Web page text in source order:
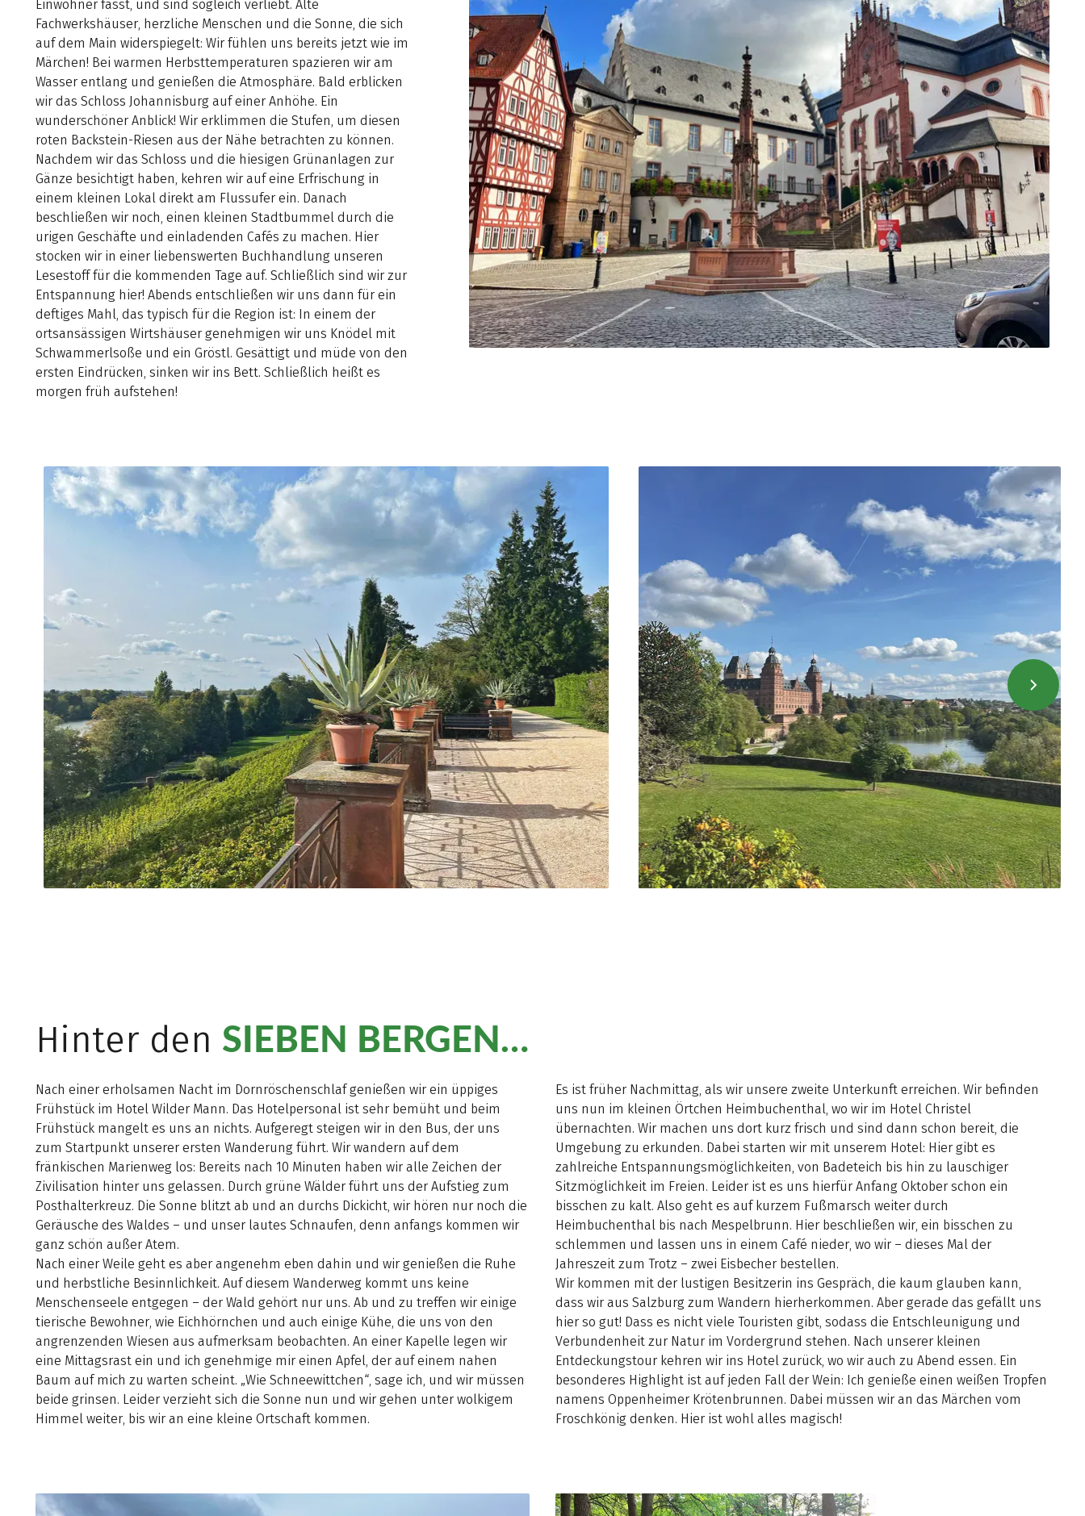
Einwohner fasst, und sind sogleich verliebt. Alte
Fachwerkshäuser, herzliche Menschen und die Sonne, die sich
auf dem Main widerspiegelt: Wir fühlen uns bereits jetzt wie im
Märchen! Bei warmen Herbsttemperaturen spazieren wir am
Wasser entlang und genießen die Atmosphäre. Bald erblicken
wir das Schloss Johannisburg auf einer Anhöhe. Ein
wunderschöner Anblick! Wir erklimmen die Stufen, um diesen
roten Backstein-Riesen aus der Nähe betrachten zu können.
Nachdem wir das Schloss und die hiesigen Grünanlagen zur
Gänze besichtigt haben, kehren wir auf eine Erfrischung in
einem kleinen Lokal direkt am Flussufer ein. Danach
beschließen wir noch, einen kleinen Stadtbummel durch die
urigen Geschäfte und einladenden Cafés zu machen. Hier
stocken wir in einer liebenswerten Buchhandlung unseren
Lesestoff für die kommenden Tage auf. Schließlich sind wir zur
Entspannung hier! Abends entschließen wir uns dann für ein
deftiges Mahl, das typisch für die Region ist: In einem der
ortsansässigen Wirtshäuser genehmigen wir uns Knödel mit
Schwammerlsoße und ein Gröstl. Gesättigt und müde von den
ersten Eindrücken, sinken wir ins Bett. Schließlich heißt es
morgen früh aufstehen!
Hinter den SIEBEN BERGEN…
Nach einer erholsamen Nacht im Dornröschenschlaf genießen wir ein üppiges
Frühstück im Hotel Wilder Mann. Das Hotelpersonal ist sehr bemüht und beim
Frühstück mangelt es uns an nichts. Aufgeregt steigen wir in den Bus, der uns
zum Startpunkt unserer ersten Wanderung führt. Wir wandern auf dem
fränkischen Marienweg los: Bereits nach 10 Minuten haben wir alle Zeichen der
Zivilisation hinter uns gelassen. Durch grüne Wälder führt uns der Aufstieg zum
Posthalterkreuz. Die Sonne blitzt ab und an durchs Dickicht, wir hören nur noch die
Geräusche des Waldes – und unser lautes Schnaufen, denn anfangs kommen wir
ganz schön außer Atem.
Nach einer Weile geht es aber angenehm eben dahin und wir genießen die Ruhe
und herbstliche Besinnlichkeit. Auf diesem Wanderweg kommt uns keine
Menschenseele entgegen – der Wald gehört nur uns. Ab und zu treffen wir einige
tierische Bewohner, wie Eichhörnchen und auch einige Kühe, die uns von den
angrenzenden Wiesen aus aufmerksam beobachten. An einer Kapelle legen wir
eine Mittagsrast ein und ich genehmige mir einen Apfel, der auf einem nahen
Baum auf mich zu warten scheint. „Wie Schneewittchen“, sage ich, und wir müssen
beide grinsen. Leider verzieht sich die Sonne nun und wir gehen unter wolkigem
Himmel weiter, bis wir an eine kleine Ortschaft kommen.
Es ist früher Nachmittag, als wir unsere zweite Unterkunft erreichen. Wir befinden
uns nun im kleinen Örtchen Heimbuchenthal, wo wir im Hotel Christel
übernachten. Wir machen uns dort kurz frisch und sind dann schon bereit, die
Umgebung zu erkunden. Dabei starten wir mit unserem Hotel: Hier gibt es
zahlreiche Entspannungsmöglichkeiten, von Badeteich bis hin zu lauschiger
Sitzmöglichkeit im Freien. Leider ist es uns hierfür Anfang Oktober schon ein
bisschen zu kalt. Also geht es auf kurzem Fußmarsch weiter durch
Heimbuchenthal bis nach Mespelbrunn. Hier beschließen wir, ein bisschen zu
schlemmen und lassen uns in einem Café nieder, wo wir – dieses Mal der
Jahreszeit zum Trotz – zwei Eisbecher bestellen.
Wir kommen mit der lustigen Besitzerin ins Gespräch, die kaum glauben kann,
dass wir aus Salzburg zum Wandern hierherkommen. Aber gerade das gefällt uns
hier so gut! Dass es nicht viele Touristen gibt, sodass die Entschleunigung und
Verbundenheit zur Natur im Vordergrund stehen. Nach unserer kleinen
Entdeckungstour kehren wir ins Hotel zurück, wo wir auch zu Abend essen. Ein
besonderes Highlight ist auf jeden Fall der Wein: Ich genieße einen weißen Tropfen
namens Oppenheimer Krötenbrunnen. Dabei müssen wir an das Märchen vom
Froschkönig denken. Hier ist wohl alles magisch!